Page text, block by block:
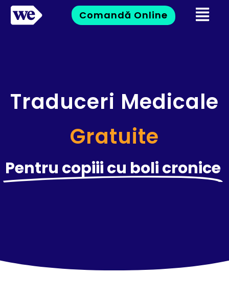
Comandă Online
Traduceri Medicale
Gratuite
Pentru copiii cu boli cronice